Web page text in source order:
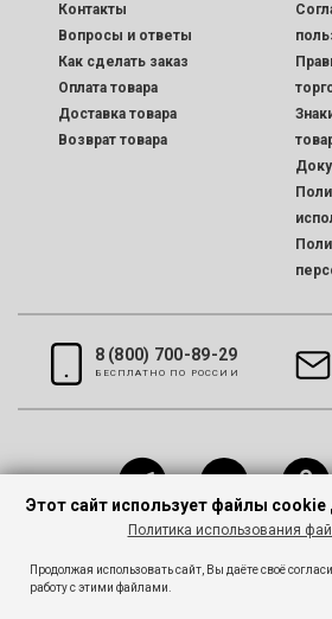
Контакты
Вопросы и ответы
Как сделать заказ
Оплата товара
Доставка товара
Возврат товара
8 (800) 700-89-29
БЕСПЛАТНО ПО РОССИИ
Этот сайт использует файлы cookie
Политика использования
Продолжая использовать сайт, Вы даёте своё
работу с этими файлами.